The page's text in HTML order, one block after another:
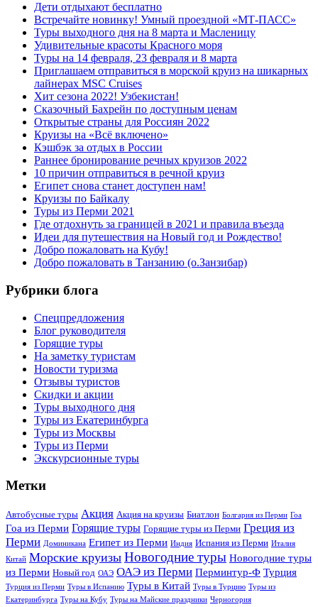
Дети отдыхают бесплатно
Встречайте новинку! Умный проездной «МТ-ПАСС»
Туры выходного дня на 8 марта и Масленицу
Удивительные красоты Красного моря
Туры на 14 февраля, 23 февраля и 8 марта
Приглашаем отправиться в морской круиз на шикарных
лайнерах MSC Cruises
Хит сезона 2022! Узбекистан!
Сказочный Бахрейн по доступным ценам
Открытые страны для Россиян 2022
Круизы на «Всё включено»
Кэшбэк за отдых в России
Раннее бронирование речных круизов 2022
10 причин отправиться в речной круиз
Египет снова станет доступен нам!
Круизы по Байкалу
Туры из Перми 2021
Где отдохнуть за границей в 2021 и правила въезда
Идеи для путешествия на Новый год и Рождество!
Добро пожаловать на Кубу!
Добро пожаловать в Танзанию (о.Занзибар)
Рубрики блога
Cпецпредложения
Блог руководителя
Горящие туры
На заметку туристам
Новости туризма
Отзывы туристов
Скидки и акции
Туры выходного дня
Туры из Екатеринбурга
Туры из Москвы
Туры из Перми
Экскурсионные туры
Метки
Автобусные туры Акция Акция на круизы Биатлон Болгария из Перми Гоа
Гоа из Перми Горящие туры Горящие туры из Перми Греция из
Перми Доминикана Египет из Перми Индия Испания из Перми Италия
Китай Морские круизы Новогодние туры Новогодние туры
из Перми Новый год ОАЭ ОАЭ из Перми Перминтур-Ф Турция
Турция из Перми Туры в Испанию Туры в Китай Туры в Турцию Туры из
Екатеринбурга Туры на Кубу Туры на Майские праздники Черногория